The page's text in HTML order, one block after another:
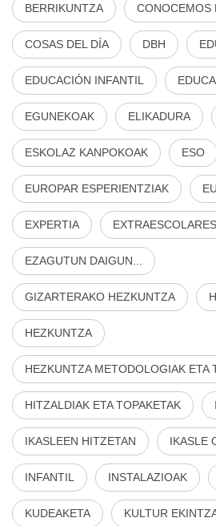
BERRIKUNTZA CONOCEMOS
COSAS DEL DÍA DBH
EDUCACIÓN INFANTIL
EGUNEKOAK ELIKADURA
ESKOLAZ KANPOKOAK ESO
EUROPAR ESPERIENTZIAK
EXPERTIA EXTRAESCOLARES
EZAGUTUN DAIGUN...
GIZARTERAKO HEZKUNTZA
HEZKUNTZA
HEZKUNTZA METODOLOGIAK ETA
HITZALDIAK ETA TOPAKETAK
IKASLEEN HITZETAN IKASLE
INFANTIL INSTALAZIOAK
KUDEAKETA KULTUR